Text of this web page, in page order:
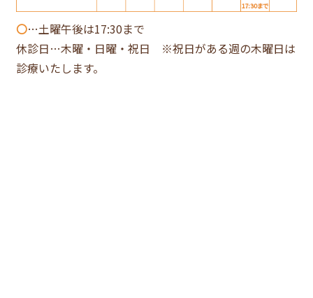
〇…土曜午後は17:30まで
休診日…木曜・日曜・祝日 ※祝日がある週の木曜日は
診療いたします。